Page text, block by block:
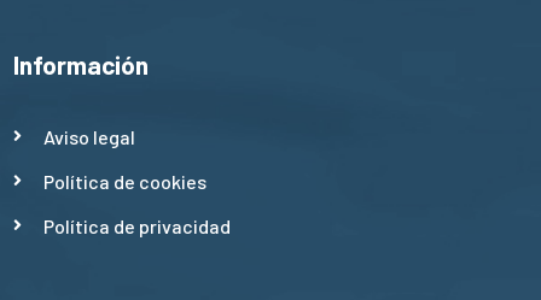
Información
Aviso legal
Política de cookies
Política de privacidad